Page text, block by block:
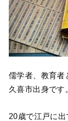
儒学者、教育者
久喜市出身です
20歳で江戸に